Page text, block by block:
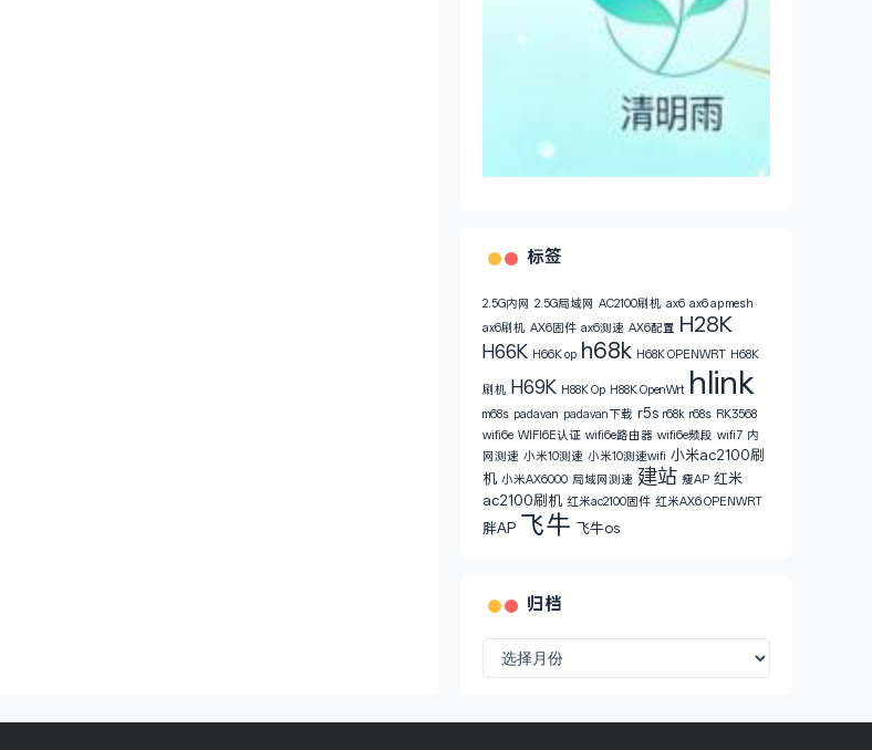
标签
2.5G内网 2.5G局域网 AC2100刷机 ax6 ax6 ap mesh
ax6刷机 AX6固件 ax6测速 AX6配置 H28K
H66K H66K op h68k H68K OPENWRT H68K
刷机 H69K H88K Op H88K OpenWrt hlink
m68s padavan padavan下载 r5s r68k r68s RK3568
wifi6e WIFI6E认证 wifi6e路由器 wifi6e频段 wifi7 内
网测速 小米10测速 小米10测速wifi 小米ac2100刷
机 小米AX6000 局域网测速 建站 瘦AP 红米
ac2100刷机 红米ac2100固件 红米AX6 OPENWRT
胖AP 飞牛 飞牛os
归档
归